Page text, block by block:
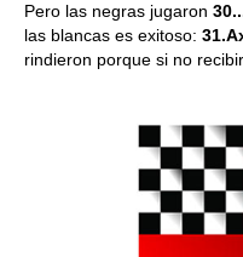
Pero las negras jugaron
las blancas es exitoso:
rindieron porque si no